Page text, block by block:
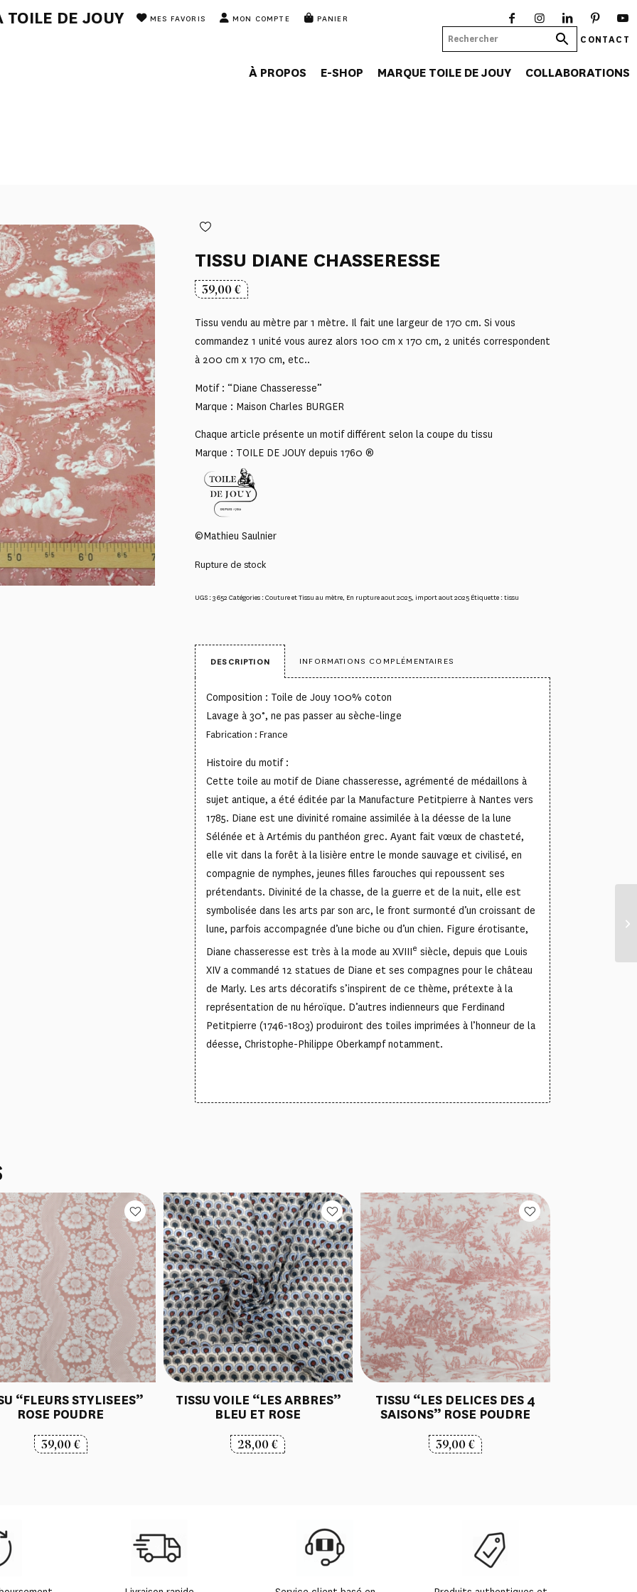
TOILE DE JOUY MES FAVORIS MON COMPTE PANIER
CONTACT
À PROPOS E-SHOP MARQUE TOILE DE JOUY COLLABORATIONS
TISSU DIANE CHASSERESSE
39,00€
Tissu vendu au mètre par 1 mètre. Il fait une largeur de 170 cm. Si vous
commandez 1 unité vous aurez alors 100 cm x 170 cm, 2 unités correspondent
à 200 cm x 170 cm, etc..
Motif : “Diane Chasseresse”
Marque : Maison Charles BURGER
Chaque article présente un motif différent selon la coupe du tissu
Marque : TOILE DE JOUY depuis 1760 ®
©Mathieu Saulnier
Rupture de stock
UGS :3652Catégories :Couture et Tissu au mètre, En rupture aout 2025, import aout 2025 Étiquette :tissu
DESCRIPTION INFORMATIONS COMPLÉMENTAIRES
Composition : Toile de Jouy 100% coton
Lavage à 30°, ne pas passer au sèche-linge
Fabrication : France
Histoire du motif :
Cette toile au motif de Diane chasseresse, agrémenté de médaillons à
sujet antique, a été éditée par la Manufacture Petitpierre à Nantes vers
1785. Diane est une divinité romaine assimilée à la déesse de la lune
Sélénée et à Artémis du panthéon grec. Ayant fait vœux de chasteté,
elle vit dans la forêt à la lisière entre le monde sauvage et civilisé, en
compagnie de nymphes, jeunes filles farouches qui repoussent ses
prétendants. Divinité de la chasse, de la guerre et de la nuit, elle est
symbolisée dans les arts par son arc, le front surmonté d’un croissant de
lune, parfois accompagnée d’une biche ou d’un chien. Figure érotisante,
Diane chasseresse est très à la mode au XVIIIe siècle, depuis que Louis
XIV a commandé 12 statues de Diane et ses compagnes pour le château
de Marly. Les arts décoratifs s’inspirent de ce thème, prétexte à la
représentation de nu héroïque. D’autres indienneurs que Ferdinand
Petitpierre (1746-1803) produiront des toiles imprimées à l’honneur de la
déesse, Christophe-Philippe Oberkampf notamment.
“FLEURS STYLISEES”
ROSE POUDRE
39,00€
TISSU VOILE “LES ARBRES”
BLEU ET ROSE
28,00€
TISSU “LES DELICES DES 4
SAISONS” ROSE POUDRE
39,00€